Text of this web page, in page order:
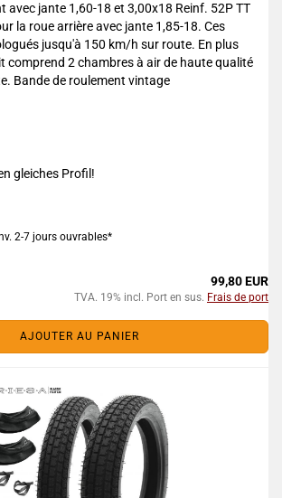
avec jante 1,60-18 et 3,00x18 Reinf. 52P TT
la roue arrière avec jante 1,85-18. Ces
jusqu'à 150 km/h sur route. En plus
comprend 2 chambres à air de haute qualité
Bande de roulement vintage
gleiches Profil!
2-7 jours ouvrables*
99,80 EUR
TVA. 19% incl. Port en sus. Frais de port
AJOUTER AU PANIER